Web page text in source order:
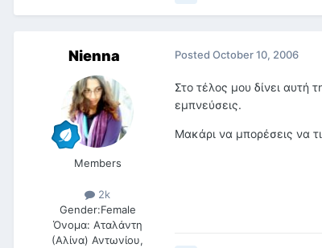
Nienna
Members
2k
Gender:Female
Όνομα: Αταλάντη
(Αλίνα) Αντωνίου,
Posted October 10, 2006
Στο τέλος μου δίνει αυτή
εμπνεύσεις.
Μακάρι να μπορέσεις να